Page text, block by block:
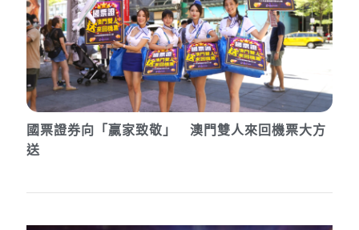
國票證券向「贏家致敬」 澳門雙人來回機票大方
送